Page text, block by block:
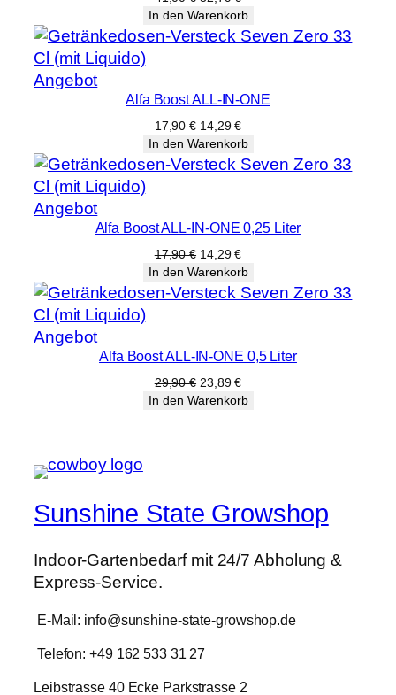
Preis
war:
41,00 €
Preis
ist:
32,79 €.
In den Warenkorb
AngebotProdukt
Angebot
Alfa Boost ALL-IN-ONE
17,90€ Ursprünglicher
Preis
war:
17,90 €
14,29€Aktueller
Preis
ist:
14,29 €.
In den Warenkorb
AngebotProdukt
im
Angebot
Alfa Boost ALL-IN-ONE 0,25 Liter
17,90€ Ursprünglicher
Preis
war:
17,90 €
14,29€Aktueller
Preis
ist:
14,29 €.
In den Warenkorb
AngebotProdukt
im
Angebot
Alfa Boost ALL-IN-ONE 0,5 Liter
29,90€ Ursprünglicher
Preis
23,89€Aktueller
Preis
In den Warenkorb
Sunshine State Growshop
Indoor-Gartenbedarf mit 24/7 Abholung &
Express-Service.
E-Mail: info@sunshine-state-growshop.de
Telefon: +49 162 533 31 27
Leibstrasse 40 Ecke Parkstrasse 2